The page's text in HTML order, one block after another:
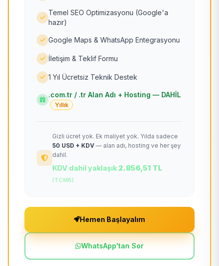
Temel SEO Optimizasyonu (Google'a
hazır)
Google Maps & WhatsApp Entegrasyonu
İletişim & Teklif Formu
1 Yıl Ücretsiz Teknik Destek
.com.tr / .tr Alan Adı + Hosting — DAHİL
Yıllık
Gizli ücret yok. Ek maliyet yok. Yılda sadece
50 USD + KDV — alan adı, hosting ve her şey
dahil.
KDV dahil yaklaşık 2.856,51 TL
(TCMB)
Hemen Başlayalım
WhatsApp'tan Sor